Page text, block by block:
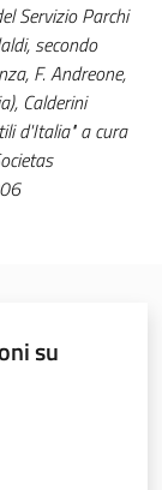
Servizio Parchi
secondo
F. Andreone,
Calderini
d'Italia" a cura
su